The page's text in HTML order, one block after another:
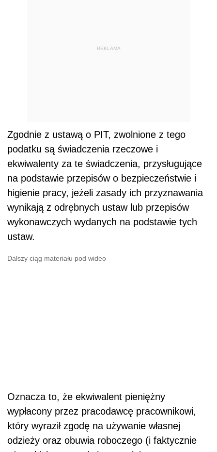
REKLAMA
Zgodnie z ustawą o PIT, zwolnione z tego
podatku są świadczenia rzeczowe i
ekwiwalenty za te świadczenia, przysługujące
na podstawie przepisów o bezpieczeństwie i
higienie pracy, jeżeli zasady ich przyznawania
wynikają z odrębnych ustaw lub przepisów
wykonawczych wydanych na podstawie tych
ustaw.
Dalszy ciąg materiału pod wideo
Oznacza to, że ekwiwalent pieniężny
wypłacony przez pracodawcę pracownikowi,
który wyraził zgodę na używanie własnej
odzieży oraz obuwia roboczego (i faktycznie